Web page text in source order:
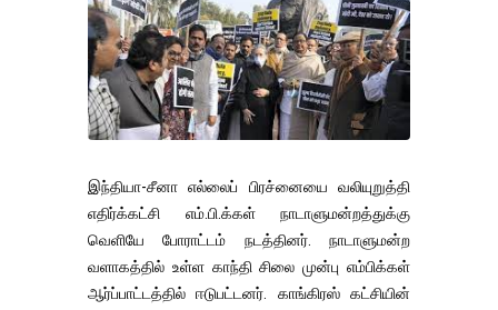
இந்தியா-சீனா எல்லைப் பிரச்னையை வலியுறுத்தி
எதிர்க்கட்சி எம்.பி.க்கள் நாடாளுமன்றத்துக்கு
வெளியே போராட்டம் நடத்தினர். நாடாளுமன்ற
வளாகத்தில் உள்ள காந்தி சிலை முன்பு எம்பிக்கள்
ஆர்ப்பாட்டத்தில் ஈடுபட்டனர். காங்கிரஸ் கட்சியின்